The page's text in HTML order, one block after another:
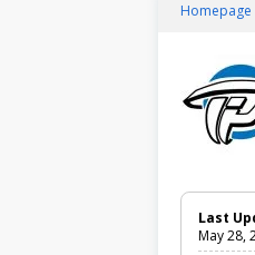
Homepage
Last
May 28,